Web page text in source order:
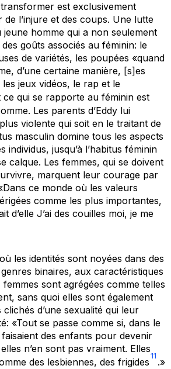
est exclusivement
l’injure et des coups. Une lutte
homme qui a non seulement
goûts associés au féminin: le
de variétés, les poupées «quand
d’une certaine manière, [s]es
jeux vidéos, le rap et le
ce qui se rapporte au féminin est
Les parents d’Eddy lui
violente qui soit en le traitant de
masculin domine tous les aspects
individus, jusqu’à l’habitus féminin
calque. Les femmes, qui se doivent
marquent leur courage par
ce monde où les valeurs
comme les plus importantes,
d’elle J’ai des couilles moi, je me
les identités sont noyées dans des
binaires, aux caractéristiques
sont agrégées comme telles
sans quoi elles sont également
d’une sexualité qui leur
«Tout se passe comme si, dans le
des enfants pour devenir
n’en sont pas vraiment. Elles
des lesbiennes, des frigides
11
.»